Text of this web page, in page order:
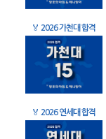
🏅 2026 가천대 합격
🏅 2026 연세대 합격